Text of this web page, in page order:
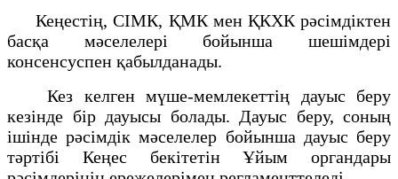
Кеңестің, СIМК, ҚМК мен ҚКХК рәсiмдiктен
басқа мәселелерi бойынша шешiмдерi
консенсуспен қабылданады.
Кез келген мүше-мемлекеттің дауыс беру
кезiнде бiр дауысы болады. Дауыс беру, соның
iшiнде рәсiмдiк мәселелер бойынша дауыс беру
тәртiбi Кеңес бекiтетiн Ұйым органдары